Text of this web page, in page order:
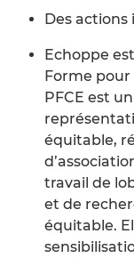
Des actions
Echoppe
Forme pour
PFCE est
équitable,
travail de
et de
équitable.